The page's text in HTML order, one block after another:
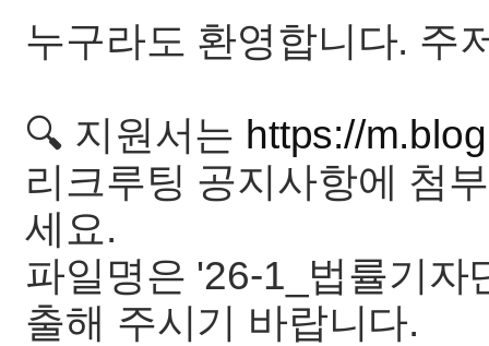
누구라도 환영합니다. 주
🔍 지원서는 https://
리크루팅 공지사항에 첨
세요.
파일명은 '26-1_법률기자
출해 주시기 바랍니다.